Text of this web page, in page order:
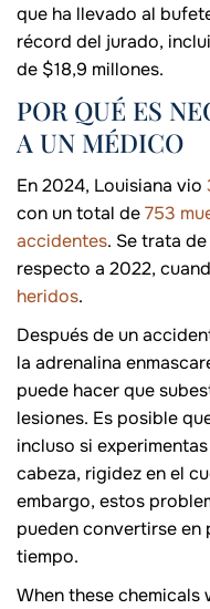
que ha llevado al
récord del jurado,
de $18,9 millones.
POR QUÉ ES
A UN MÉDICO
En 2024, Louisiana vio
con un total de753
accidentes. Se trata
respecto a 2022,
heridos.
Después de un
la adrenalina
puede hacer que
lesiones. Es posible
incluso si
cabeza, rigidez en el
embargo, estos
pueden convertirse en
tiempo.
When these